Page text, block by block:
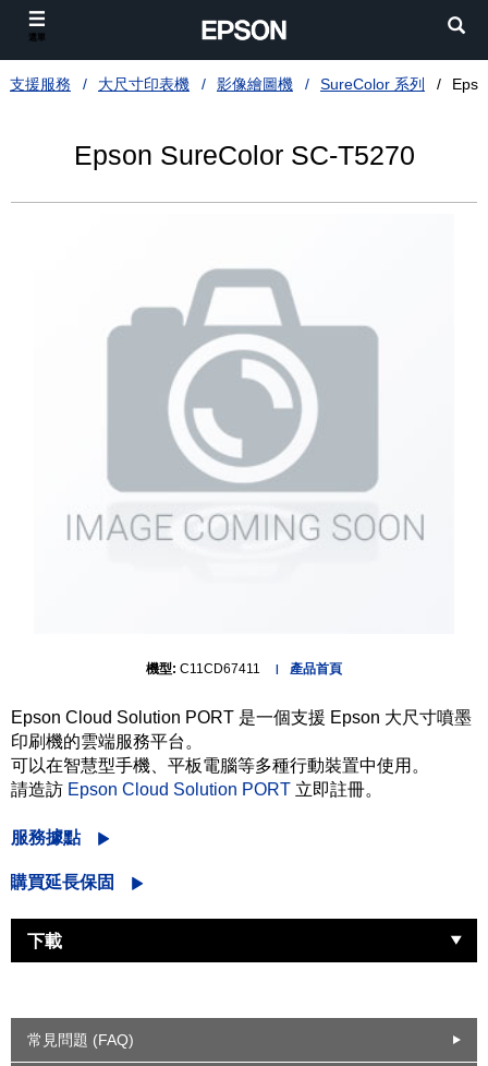
支援服務 大尺寸印表機 影像繪圖機 SureColor 系列
Epson SureColor SC-T5270
機型: C11CD67411 產品首頁
Epson Cloud Solution PORT 是一個支援 Epson 大尺寸噴墨
印刷機的雲端服務平台。
可以在智慧型手機、平板電腦等多種行動裝置中使用。
請造訪 Epson Cloud Solution PORT 立即註冊。
服務據點
購買延長保固
下載
常見問題 (FAQ)